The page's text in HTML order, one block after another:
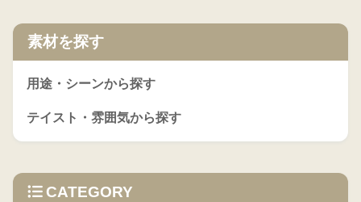
素材を探す
用途・シーンから探す
テイスト・雰囲気から探す
CATEGORY